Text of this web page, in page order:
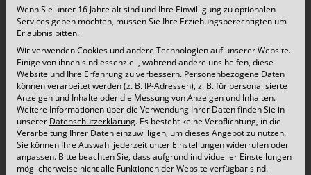
Dieses Angebot steht ab sofort nicht mehr zur
Verfügung. Sollten Sie Fragen zu alternativen
Entsorgungsmöglichkeiten, Containern oder
unseren weiteren Services haben, unterstützen
wir Sie gerne persönlich. Bitte nutzen Sie dazu
unser Sofortkontaktformular.
Wenn Sie unter 16 Jahre alt sind und Ihre Einwilligung zu optionalen
Services geben möchten, müssen Sie Ihre Erziehungsberechtigten um
Erlaubnis bitten.
Wir verwenden Cookies und andere Technologien auf unserer Website.
Einige von ihnen sind essenziell, während andere uns helfen, diese
Website und Ihre Erfahrung zu verbessern. Personenbezogene Daten
können verarbeitet werden (z. B. IP-Adressen), z. B. für personalisierte
Anzeigen und Inhalte oder die Messung von Anzeigen und Inhalten.
Weitere Informationen über die Verwendung Ihrer Daten finden Sie in
unserer Datenschutzerklärung. Es besteht keine Verpflichtung, in die
Verarbeitung Ihrer Daten einzuwilligen, um dieses Angebot zu nutzen.
Sie können Ihre Auswahl jederzeit unter Einstellungenwiderrufen oder
anpassen. Bitte beachten Sie, dass aufgrund individueller Einstellungen
möglicherweise nicht alle Funktionen der Website verfügbar sind.